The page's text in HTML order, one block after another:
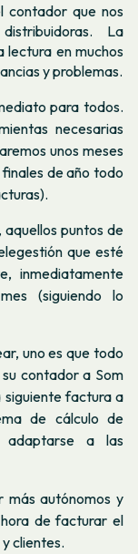
contador que nos
La
lectura en muchos
y problemas.
para todos.
necesarias
unos meses
de año todo
puntos de
que esté
inmediatamente
(siguiendo lo
uno es que todo
contador a Som
siguiente factura a
de cálculo de
adaptarse a las
más autónomos y
de facturar el
clientes.